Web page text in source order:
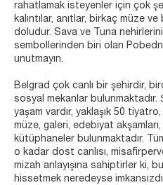
rahatlamak isteyenler için çok
kalıntılar, anıtlar, birkaç müze
doludur. Sava ve Tuna
sembollerinden biri olan
unutmayın.
Belgrad çok canlı bir şehirdir,
sosyal mekanlar
yaşam vardır, yaklaşık 50
müze, galeri, edebiyat
kütüphaneler bulunmaktadır.
o kadar dost canlısı,
mizah anlayışına sahiptirler ki,
hissetmek neredeyse